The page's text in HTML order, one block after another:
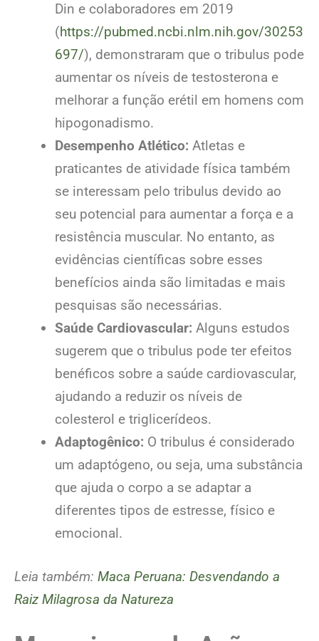
Din e colaboradores em 2019
(https://pubmed.ncbi.nlm.nih.gov/30253
697/), demonstraram que o tribulus pode
aumentar os níveis de testosterona e
melhorar a função erétil em homens com
hipogonadismo.
Desempenho Atlético: Atletas e
praticantes de atividade física também
se interessam pelo tribulus devido ao
seu potencial para aumentar a força e a
resistência muscular. No entanto, as
evidências científicas sobre esses
benefícios ainda são limitadas e mais
pesquisas são necessárias.
Saúde Cardiovascular: Alguns estudos
sugerem que o tribulus pode ter efeitos
benéficos sobre a saúde cardiovascular,
ajudando a reduzir os níveis de
colesterol e triglicerídeos.
Adaptogênico: O tribulus é considerado
um adaptógeno, ou seja, uma substância
que ajuda o corpo a se adaptar a
diferentes tipos de estresse, físico e
emocional.
Leia também: Maca Peruana: Desvendando a
Raiz Milagrosa da Natureza